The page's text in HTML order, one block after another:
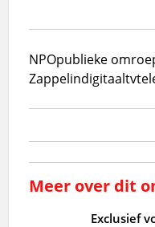
NPOpublieke
Zappelindigitaaltv
Meer over dit
Exclusief